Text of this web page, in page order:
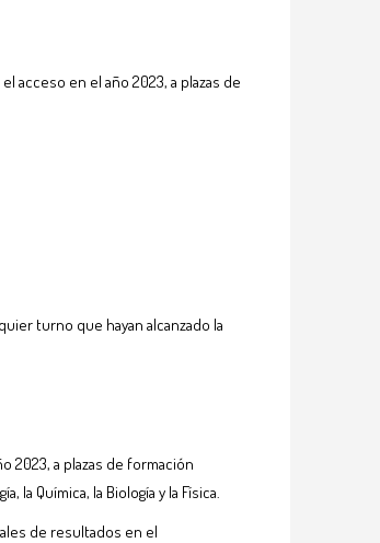
acceso en el año 2023, a plazas de
turno que hayan alcanzado la
2023, a plazas de formación
Química, la Biología y la Física.
de resultados en el